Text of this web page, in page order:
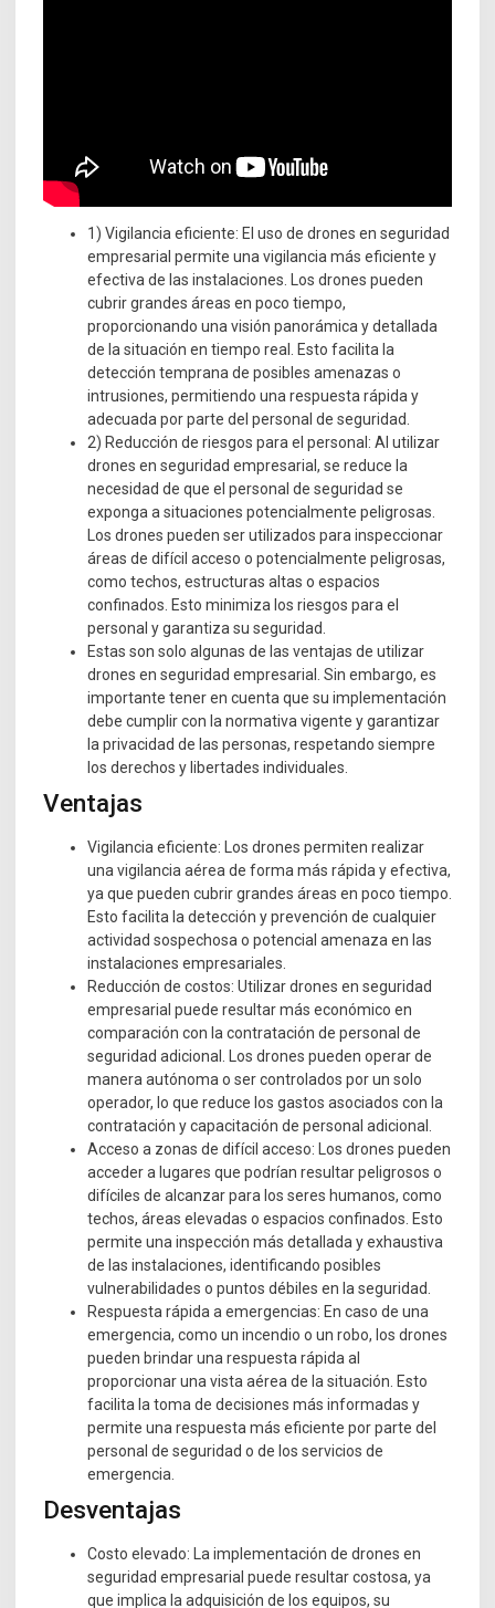
1) Vigilancia eficiente: El uso de drones en seguridad
empresarial permite una vigilancia más eficiente y
efectiva de las instalaciones. Los drones pueden
cubrir grandes áreas en poco tiempo,
proporcionando una visión panorámica y detallada
de la situación en tiempo real. Esto facilita la
detección temprana de posibles amenazas o
intrusiones, permitiendo una respuesta rápida y
adecuada por parte del personal de seguridad.
2) Reducción de riesgos para el personal: Al utilizar
drones en seguridad empresarial, se reduce la
necesidad de que el personal de seguridad se
exponga a situaciones potencialmente peligrosas.
Los drones pueden ser utilizados para inspeccionar
áreas de difícil acceso o potencialmente peligrosas,
como techos, estructuras altas o espacios
confinados. Esto minimiza los riesgos para el
personal y garantiza su seguridad.
Estas son solo algunas de las ventajas de utilizar
drones en seguridad empresarial. Sin embargo, es
importante tener en cuenta que su implementación
debe cumplir con la normativa vigente y garantizar
la privacidad de las personas, respetando siempre
los derechos y libertades individuales.
Ventajas
Vigilancia eficiente: Los drones permiten realizar
una vigilancia aérea de forma más rápida y efectiva,
ya que pueden cubrir grandes áreas en poco tiempo.
Esto facilita la detección y prevención de cualquier
actividad sospechosa o potencial amenaza en las
instalaciones empresariales.
Reducción de costos: Utilizar drones en seguridad
empresarial puede resultar más económico en
comparación con la contratación de personal de
seguridad adicional. Los drones pueden operar de
manera autónoma o ser controlados por un solo
operador, lo que reduce los gastos asociados con la
contratación y capacitación de personal adicional.
Acceso a zonas de difícil acceso: Los drones pueden
acceder a lugares que podrían resultar peligrosos o
difíciles de alcanzar para los seres humanos, como
techos, áreas elevadas o espacios confinados. Esto
permite una inspección más detallada y exhaustiva
de las instalaciones, identificando posibles
vulnerabilidades o puntos débiles en la seguridad.
Respuesta rápida a emergencias: En caso de una
emergencia, como un incendio o un robo, los drones
pueden brindar una respuesta rápida al
proporcionar una vista aérea de la situación. Esto
facilita la toma de decisiones más informadas y
permite una respuesta más eficiente por parte del
personal de seguridad o de los servicios de
emergencia.
Desventajas
Costo elevado: La implementación de drones en
seguridad empresarial puede resultar costosa, ya
que implica la adquisición de los equipos, su